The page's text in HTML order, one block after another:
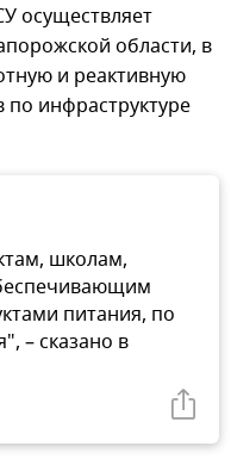
осуществляет
области, в
и реактивную
инфраструктуре
школам,
питания, по
– сказано в